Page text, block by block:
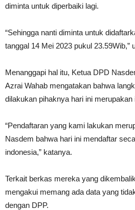
diminta untuk diperbaiki lagi.
“Sehingga nanti diminta untuk
tanggal 14 Mei 2023 pukul 23.59Wib,”
Menanggapi hal itu, Ketua DPD
Azrai Wahab mengatakan bahwa
dilakukan pihaknya hari ini merupakan
“Pendaftaran yang kami lakukan
Nasdem bahwa hari ini mendaftar
indonesia,” katanya.
Terkait berkas mereka yang
mengakui memang ada data yang
dengan DPP.